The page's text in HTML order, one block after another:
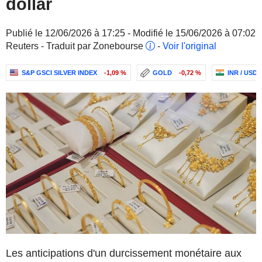
dollar
Publié le 12/06/2026 à 17:25 - Modifié le 15/06/2026 à 07:02
Reuters - Traduit par Zonebourse
- Voir l'original
S&P GSCI SILVER INDEX -1,09 % GOLD -0,72 % INR / USD
Les anticipations d'un durcissement monétaire aux